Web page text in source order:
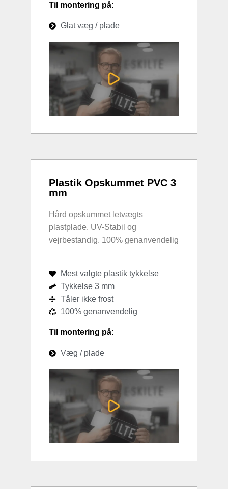
Til montering på:
Glat væg / plade
Plastik Opskummet PVC 3
mm
Hård opskummet letvægts
plastplade. UV-Stabil og
vejrbestandig. 100% genanvendelig
Mest valgte plastik tykkelse
Tykkelse 3 mm
Tåler ikke frost
100% genanvendelig
Til montering på:
Væg / plade